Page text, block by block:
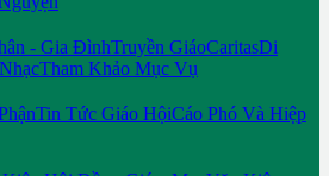
- Gia ĐìnhTruyền GiáoCaritasDi
Tham Khảo Mục Vụ
Tin Tức Giáo HộiCáo Phó Và Hiệp